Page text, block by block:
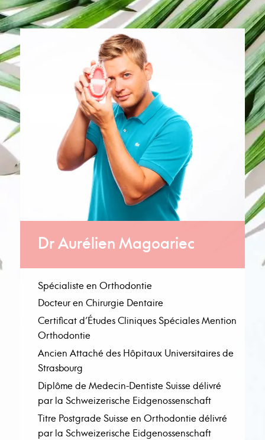
Dr Aurélien Magoariec
Spécialiste en Orthodontie
Docteur en Chirurgie Dentaire
Certificat d’Études Cliniques Spéciales Mention
Orthodontie
Ancien Attaché des Hôpitaux Universitaires de
Strasbourg
Diplôme de Medecin-Dentiste Suisse délivré
par la Schweizerische Eidgenossenschaft
Titre Postgrade Suisse en Orthodontie délivré
par la Schweizerische Eidgenossenschaft